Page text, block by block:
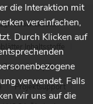
Versandkosten
Inhaltsstoffe
Ort
Holzpflege
Projektsupport
die Interaktion mit
vereinfachen,
Durch Klicken auf
verwendet. Falls
wir uns auf die